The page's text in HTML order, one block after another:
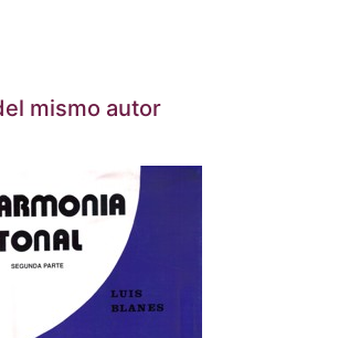
mismo autor